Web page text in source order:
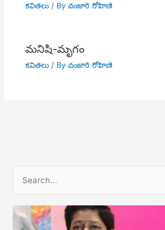
కవితలు/ By వంజారి రోహిణి
మనిషి-మృగం
కవితలు/ By వంజారి రోహిణి
a